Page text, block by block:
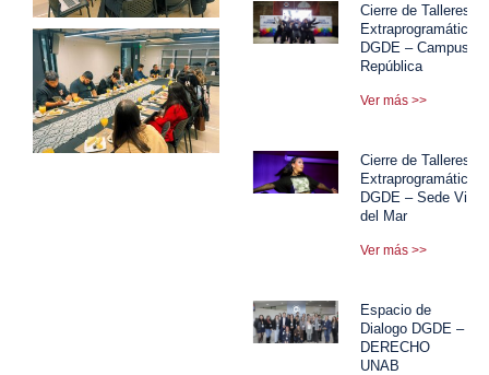
Cierre de Talleres
Extraprogramáticos
DGDE – Campus
República
Ver más >>
Cierre de Talleres
Extraprogramáticos
DGDE – Sede Viña
del Mar
Ver más >>
Espacio de
Dialogo DGDE –
DERECHO
UNAB